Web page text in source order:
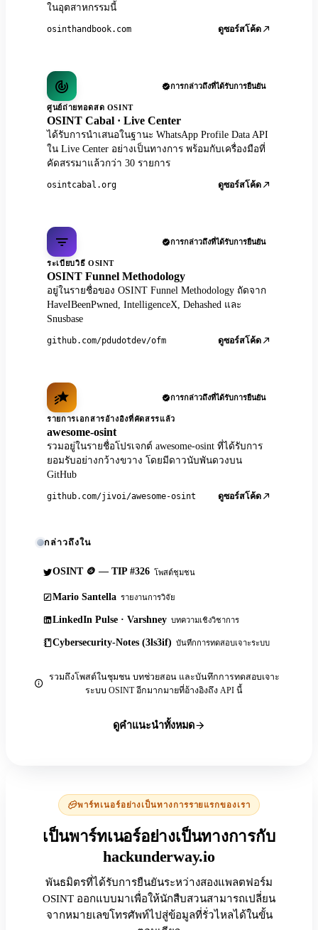
ในอุตสาหกรรมนี้
osinthandbook.com ดูซอร์สโค้ด
การกล่าวถึงที่ได้รับการยืนยัน
ศูนย์ถ่ายทอดสด OSINT
OSINT Cabal · Live Center
ได้รับการนำเสนอในฐานะ WhatsApp Profile Data API
ใน Live Center อย่างเป็นทางการ พร้อมกับเครื่องมือที่
คัดสรรมาแล้วกว่า 30 รายการ
osintcabal.org ดูซอร์สโค้ด
การกล่าวถึงที่ได้รับการยืนยัน
ระเบียบวิธี OSINT
OSINT Funnel Methodology
อยู่ในรายชื่อของ OSINT Funnel Methodology ถัดจาก
HaveIBeenPwned, IntelligenceX, Dehashed และ
Snusbase
github.com/pdudotdev/ofm ดูซอร์สโค้ด
การกล่าวถึงที่ได้รับการยืนยัน
รายการเอกสารอ้างอิงที่คัดสรรแล้ว
awesome-osint
รวมอยู่ในรายชื่อโปรเจกต์ awesome-osint ที่ได้รับการ
ยอมรับอย่างกว้างขวาง โดยมีดาวนับพันดวงบน
GitHub
github.com/jivoi/awesome-osint ดูซอร์สโค้ด
กล่าวถึงใน
OSINT 🪙 — TIP #326 โพสต์ชุมชน
Mario Santella รายงานการวิจัย
LinkedIn Pulse · Varshney บทความเชิงวิชาการ
Cybersecurity-Notes (3ls3if) บันทึกการทดสอบเจาะระบบ
รวมถึงโพสต์ในชุมชน บทช่วยสอน และบันทึกการทดสอบเจาะ
ระบบ OSINT อีกมากมายที่อ้างอิงถึง API นี้
ดูคำแนะนำทั้งหมด
พาร์ทเนอร์อย่างเป็นทางการรายแรกของเรา
เป็นพาร์ทเนอร์อย่างเป็นทางการกับ
hackunderway.io
พันธมิตรที่ได้รับการยืนยันระหว่างสองแพลตฟอร์ม
OSINT ออกแบบมาเพื่อให้นักสืบสวนสามารถเปลี่ยน
จากหมายเลขโทรศัพท์ไปสู่ข้อมูลที่รั่วไหลได้ในขั้น